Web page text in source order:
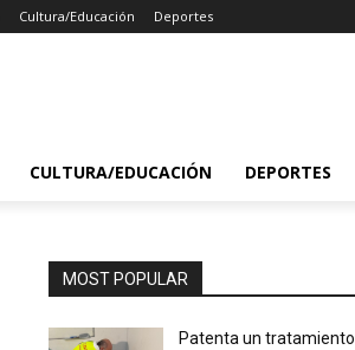
Cultura/Educación Deportes
CULTURA/EDUCACIÓN DEPORTES
MOST POPULAR
Patenta un tratamiento